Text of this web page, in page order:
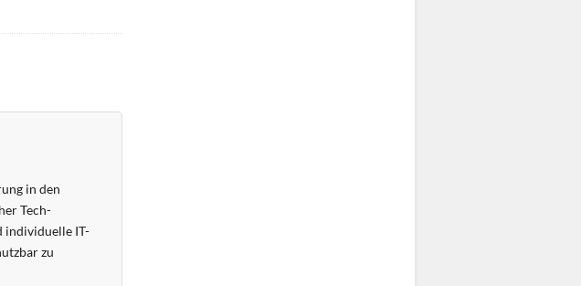
in den
Tech-
individuelle IT-
zu